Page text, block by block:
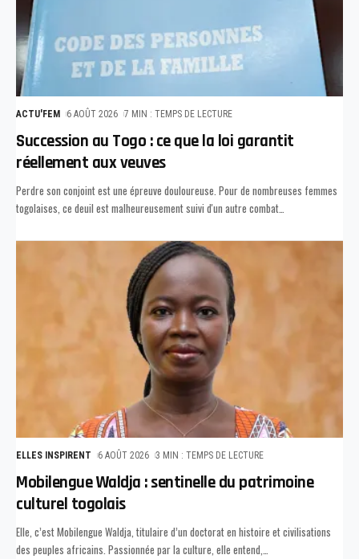
ACTU'FEM 6 AOÛT 2026 7 MIN : TEMPS DE LECTURE
Succession au Togo : ce que la loi garantit
réellement aux veuves
Perdre son conjoint est une épreuve douloureuse. Pour de nombreuses femmes
togolaises, ce deuil est malheureusement suivi d'un autre combat…
ELLES INSPIRENT 6 AOÛT 2026 3 MIN : TEMPS DE LECTURE
Mobilengue Waldja : sentinelle du patrimoine
culturel togolais
Elle, c’est Mobilengue Waldja, titulaire d’un doctorat en histoire et civilisations
des peuples africains. Passionnée par la culture, elle entend,…